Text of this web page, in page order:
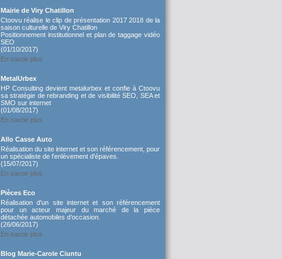
Mairie de Viry Chatillon
Ctoovu réalise le clip de présentation 2017 2018 de la
saison culturelle de Viry Chatillon
Positionnement institutionnel et plan de taggage vidéo
SEO
(01/10/2017)
En savoir plus
MetalUrbex
HP Consulting devient metalurbex et confie à Ctoovu
sa stratégie de rebranding et de visibilité SEO, SEA et
SMO sur internet
(01/08/2017)
En savoir plus
Allo Casse Auto
Réalisation du site internet et son référencement, pour
un spécialiste de l'enlèvement d'épaves.
(15/07/2017)
En savoir plus
Pièces Eco
Réalisation d'un site internet et son référencement
pour un acteur majeur du marché de la pièce
détachée automobiles d’occasion.
(26/06/2017)
En savoir plus
Blog Marie-Carole Ciuntu